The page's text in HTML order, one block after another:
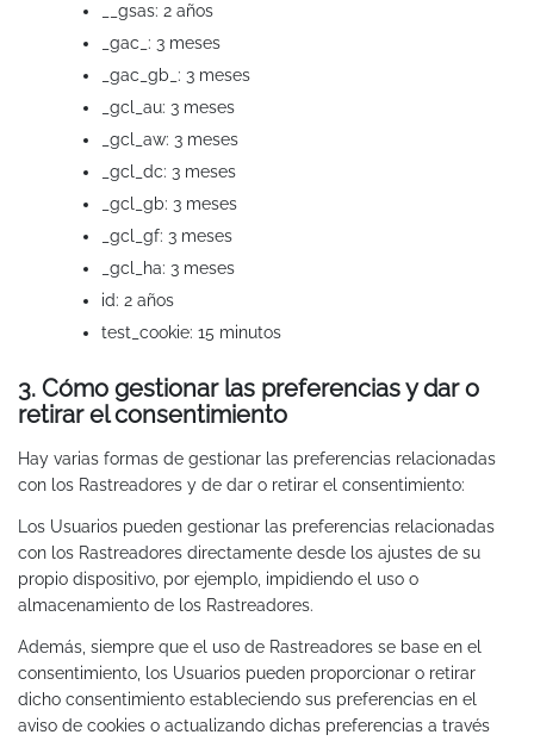
__gsas: 2 años
_gac_: 3 meses
_gac_gb_: 3 meses
_gcl_au: 3 meses
_gcl_aw: 3 meses
_gcl_dc: 3 meses
_gcl_gb: 3 meses
_gcl_gf: 3 meses
_gcl_ha: 3 meses
id: 2 años
test_cookie: 15 minutos
3. Cómo gestionar las preferencias y dar o
retirar el consentimiento
Hay varias formas de gestionar las preferencias relacionadas
con los Rastreadores y de dar o retirar el consentimiento:
Los Usuarios pueden gestionar las preferencias relacionadas
con los Rastreadores directamente desde los ajustes de su
propio dispositivo, por ejemplo, impidiendo el uso o
almacenamiento de los Rastreadores.
Además, siempre que el uso de Rastreadores se base en el
consentimiento, los Usuarios pueden proporcionar o retirar
dicho consentimiento estableciendo sus preferencias en el
aviso de cookies o actualizando dichas preferencias a través